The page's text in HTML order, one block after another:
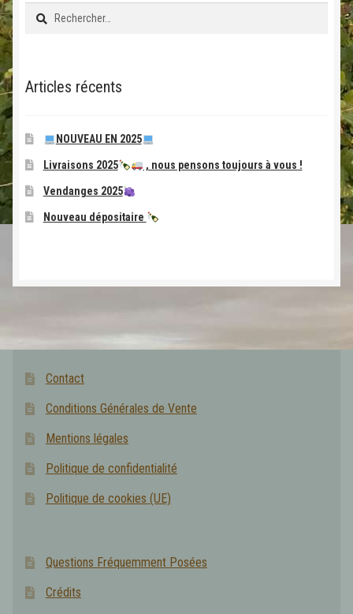
Rechercher :
Articles récents
NOUVEAU EN 2025
Livraisons 2025 , nous pensons toujours à vous !
Vendanges 2025
Nouveau dépositaire
Contact
Conditions Générales de Vente
Mentions légales
Politique de confidentialité
Politique de cookies (UE)
Questions Fréquemment Posées
Crédits